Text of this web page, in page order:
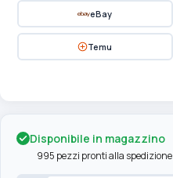
eBay
Temu
Disponibile in magazzino
995 pezzi pronti alla spedizione